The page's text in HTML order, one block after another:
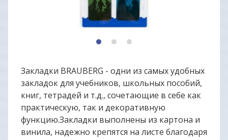
1 2 3
Закладки BRAUBERG - одни из самых удобных
закладок для учебников, школьных пособий,
книг, тетрадей и т.д., сочетающие в себе как
практическую, так и декоративную
функцию.Закладки выполнены из картона и
винила, надежно крепятся на листе благодаря